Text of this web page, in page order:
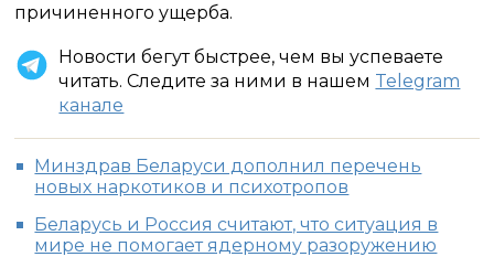
причиненного ущерба.
Новости бегут быстрее, чем вы успеваете
читать. Следите за ними в нашем Telegram
канале
Минздрав Беларуси дополнил перечень
новых наркотиков и психотропов
Беларусь и Россия считают, что ситуация в
мире не помогает ядерному разоружению